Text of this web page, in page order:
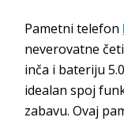
Pametni telefon
neverovatne
inča i bateriju
idealan spoj
zabavu. Ovaj